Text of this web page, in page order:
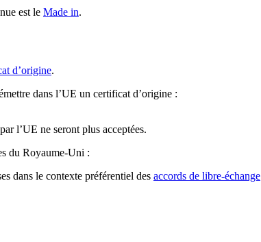
est le Made in.
d’origine.
dans l’UE un certificat d’origine :
l’UE ne seront plus acceptées.
du Royaume-Uni :
dans le contexte préférentiel des accords de libre-échange